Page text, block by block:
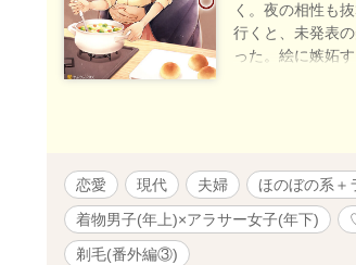
く。夜の相性も
行くと、未発表
った。絵に嫉妬
（✦１章 湖月
い傷を癒して。
然再会（ストー
舜太郎と忘れさ
は？ 突如やって
い！」と言われ
郎。声を殺して
恋愛 現代 夫婦 ほのぼの系＋
着物男子(年上)×アラサー女子(年下)
剃毛(番外編③)